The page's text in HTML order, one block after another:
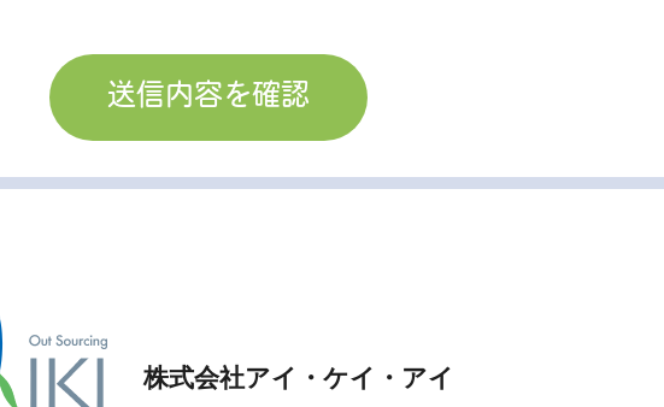
切に管理し、次のいずれかに該当する場合を除き、個人情報を第三者に開示いたしません。
社が業務を委託する業者に対して開示する場合。
本の法令、その他規範を遵守するとともに、本ポリシーの内容を適宜見直し、その改善に努
株式会社アイ・ケイ・アイ